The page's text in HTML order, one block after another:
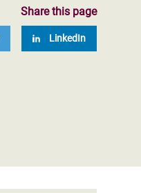
Share this page
LinkedIn